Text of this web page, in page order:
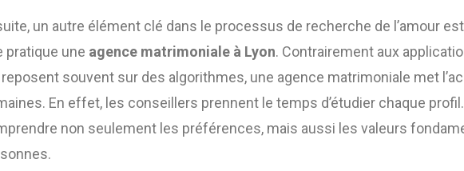
un autre élément clé dans le processus de recherche de l’amour
pratique une agence matrimoniale à Lyon. Contrairement aux
souvent sur des algorithmes, une agence matrimoniale met
En effet, les conseillers prennent le temps d’étudier chaque
non seulement les préférences, mais aussi les valeurs